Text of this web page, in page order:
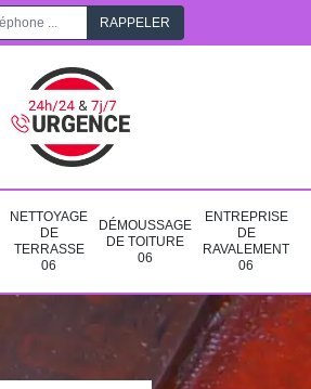
NETTOYAGE
DE
TERRASSE
06
DÉMOUSSAGE
DE TOITURE
06
ENTREPRISE
DE
RAVALEMENT
06